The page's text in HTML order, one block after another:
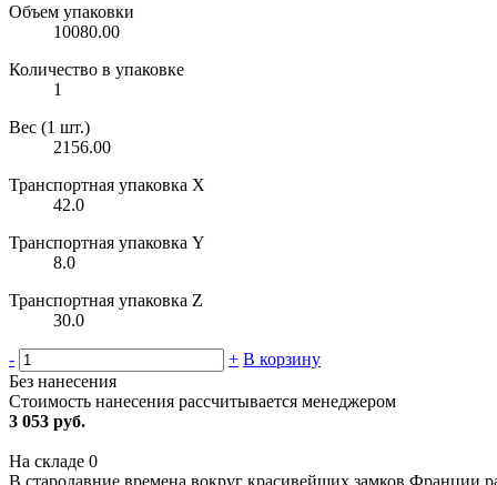
Объем упаковки
10080.00
Количество в упаковке
1
Вес (1 шт.)
2156.00
Транспортная упаковка X
42.0
Транспортная упаковка Y
8.0
Транспортная упаковка Z
30.0
- + В корзину
Без нанесения
Стоимость нанесения рассчитывается менеджером
3 053 руб.
На складе 0
В стародавние времена вокруг красивейших замков Франции